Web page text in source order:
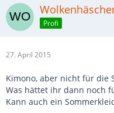
Profi
27. April 2015
Kimono, aber nicht für die
Was hättet ihr dann noch
Kann auch ein